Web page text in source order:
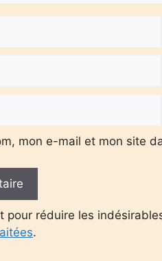
mon e-mail et mon site
pour réduire les
.